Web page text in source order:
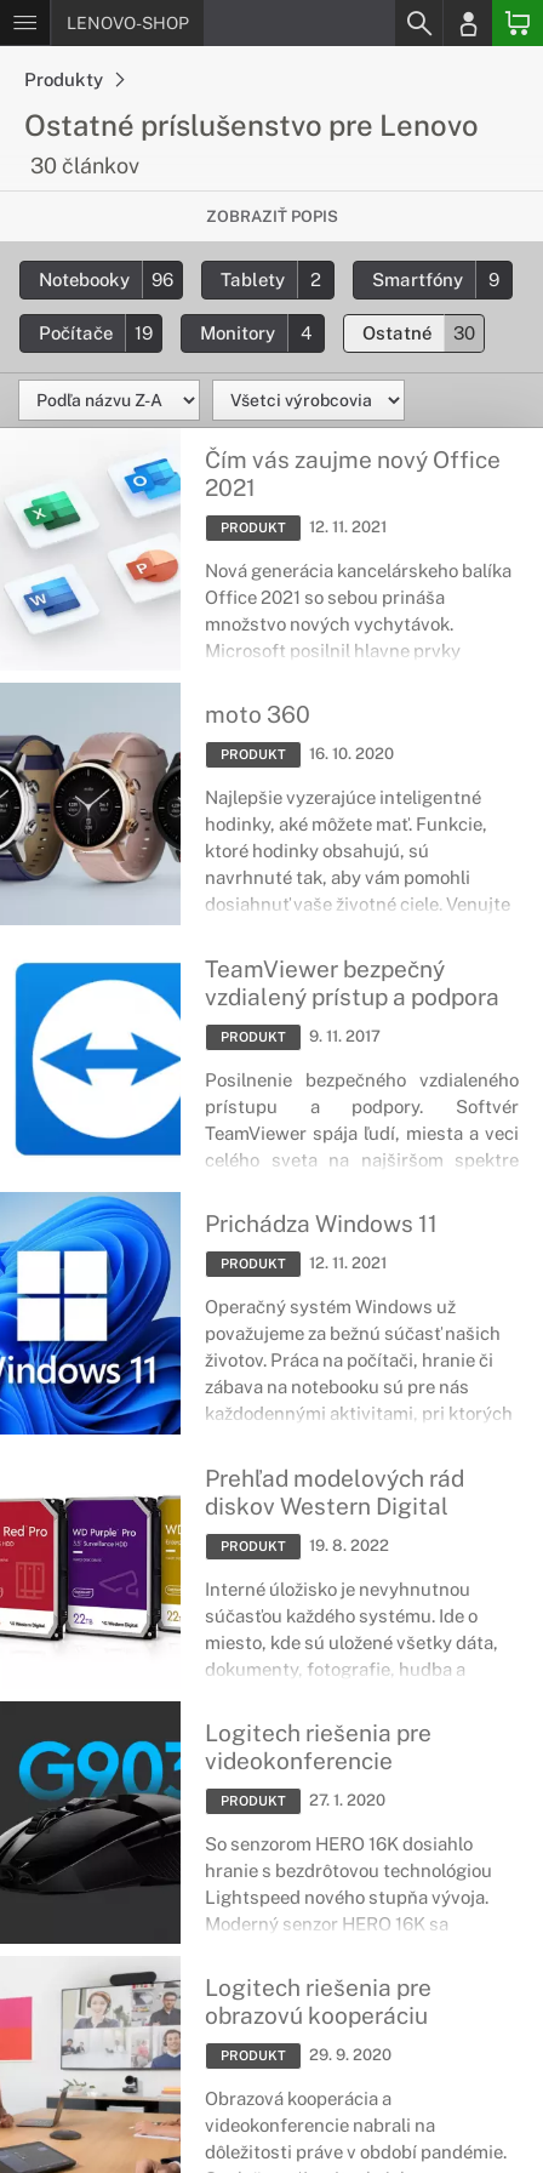
LENOVO-SHOP
Produkty
Ostatné príslušenstvo pre Lenovo
30 článkov
Všetko, čo chceš
vedieť o príslušenstve pre produkty
Lenovo
Základné informácie o príslušenstve LOGITECH,
CASELOGIC, BELKIN, DICOTA, CRUMPLER, KINGSTON,
WESTERN DIGITAL atď. všeobecný prehľad o príslušenstve.
ZOBRAZIŤ POPIS
Notebooky 96 Tablety 2 Smartfóny 9
Počítače 19 Monitory 4 Ostatné 30
Čím vás zaujme nový Office
2021
PRODUKT 12. 11. 2021
Nová generácia kancelárskeho balíka
Office 2021 so sebou prináša
množstvo nových vychytávok.
Microsoft posilnil hlavne prvky
komunikáciu či prácu na spoločných
projektoch. Medzi okamžite viditeľné
zmeny patria aj nové ikony či vzhľad
moto 360
PRODUKT 16. 10. 2020
Najlepšie vyzerajúce inteligentné
hodinky, aké môžete mať. Funkcie,
ktoré hodinky obsahujú, sú
navrhnuté tak, aby vám pomohli
dosiahnuť vaše životné ciele. Venujte
Calm alebo len skontrolujte svoj
príjem jedla a vody s pomocou
aplikácie Lifesum. Uprednostnite
seba a svoje dušené a fyzické zdravie.
TeamViewer bezpečný
vzdialený prístup a podpora
PRODUKT 9. 11. 2017
Posilnenie bezpečného vzdialeného
prístupu a podpory. Softvér
TeamViewer spája ľudí, miesta a veci
celého sveta na najširšom spektre
Prichádza Windows 11
PRODUKT 12. 11. 2021
Operačný systém Windows už
považujeme za bežnú súčasť našich
životov. Práca na počítači, hranie či
zábava na notebooku sú pre nás
každodennými aktivitami, pri ktorých
Teraz však uzrel svetlo sveta
operačný systém Windows 11.
Prehľad modelových rád
diskov Western Digital
PRODUKT 19. 8. 2022
Interné úložisko je nevyhnutnou
súčasťou každého systému. Ide o
miesto, kde sú uložené všetky dáta,
dokumenty, fotografie, hudba a
na ňom nachádzajú aplikácie,
programy či operačný systém. V
prípade interných diskov svetového
lídra v oblasti digitálnych úložných
jednoducho identifikovať funkcie
jednotlivých modelových rád podľa
farby.
Logitech riešenia pre
videokonferencie
PRODUKT 27. 1. 2020
So senzorom HERO 16K dosiahlo
hranie s bezdrôtovou technológiou
Lightspeed nového stupňa vývoja.
Moderný senzor HERO 16K sa
výkonnosťou a najnižšou spotrebou
vo svojej triede.
Logitech riešenia pre
obrazovú kooperáciu
PRODUKT 29. 9. 2020
Obrazová kooperácia a
videokonferencie nabrali na
dôležitosti práve v období pandémie.